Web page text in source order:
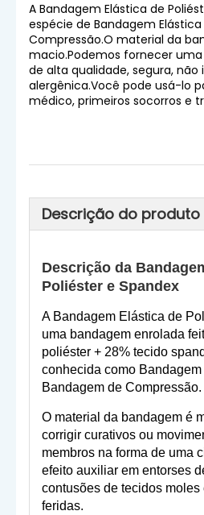
A Bandagem Elástica de
espécie de Bandagem
Compressão.O material da
macio.Podemos fornecer
de alta qualidade, segura, não
alergênica.Você pode usá-lo
médico, primeiros socorros e
Descrição do produto
Descrição da
Poliéster e Spandex
A Bandagem Elástica de
uma bandagem enrolada
poliéster + 28% tecido
conhecida como
Bandagem de Compressão.
O material da bandagem é
corrigir curativos ou
membros na forma de uma
efeito auxiliar em entorses
contusões de tecidos
feridas.